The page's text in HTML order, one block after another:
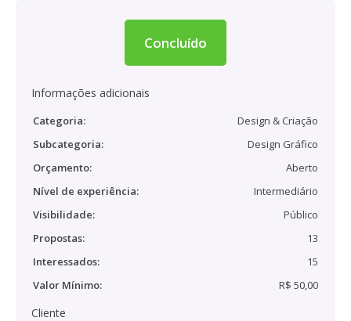
Concluído
Informações adicionais
Categoria:
Design & Criação
Subcategoria:
Design Gráfico
Orçamento:
Aberto
Nível de experiência:
Intermediário
Visibilidade:
Público
Propostas:
13
Interessados:
15
Valor Mínimo:
R$ 50,00
Cliente